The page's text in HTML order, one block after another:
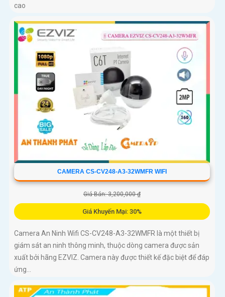
cao
CAMERA CS-CV248-A3-32WMFR WIFI
Giá Bán: 3,200,000 ₫
Giá Khuyến Mại: 30%
Camera An Ninh Wifi CS-CV248-A3-32WMFR là một thiết bị
giám sát an ninh thông minh, thuộc dòng camera được sản
xuất bởi hãng EZVIZ. Camera này được thiết kế đặc biệt để đáp
ứng...